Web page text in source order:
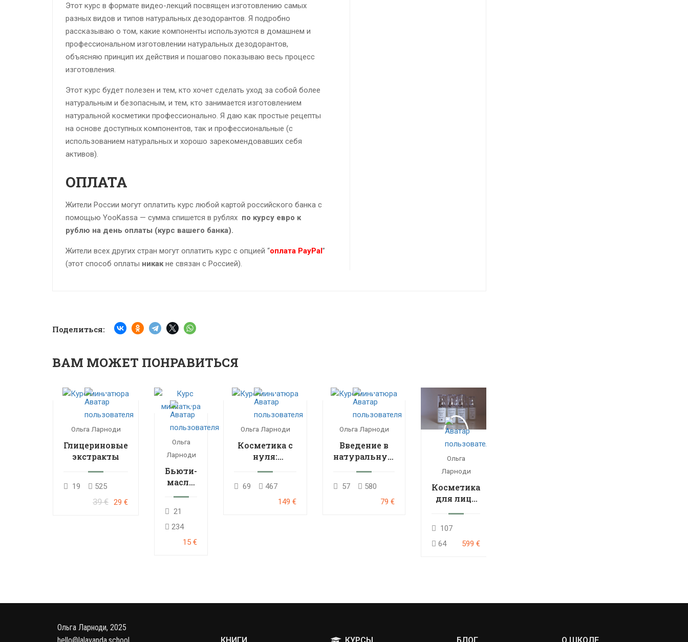
Этот курс в формате видео-лекций посвящен изготовлению самых
разных видов и типов натуральных дезодорантов. Я подробно
рассказываю о том, какие компоненты используются в домашнем и
профессиональном изготовлении натуральных дезодорантов,
объясняю принцип их действия и пошагово показываю весь процесс
изготовления.
Этот курс будет полезен и тем, кто хочет сделать уход за собой более
натуральным и безопасным, и тем, кто занимается изготовлением
натуральной косметики профессионально. Я даю как простые рецепты
на основе доступных компонентов, так и профессиональные (с
использованием натуральных и хорошо зарекомендовавших себя
активов).
ОПЛАТА
Жители России могут оплатить курс любой картой российского банка с
помощью YooKassa — сумма спишется в рублях по курсу евро к
рублю на день оплаты (курс вашего банка).
Жители всех других стран могут оплатить курс с опцией “оплата PayPal”
(этот способ оплаты никак не связан с Россией).
Поделиться:
ВАМ МОЖЕТ ПОНРАВИТЬСЯ
Ольга Ларноди
Глицериновые
экстракты
19 525
39 € 29 €
Ольга
Ларноди
Бьюти-
масла:
21
234
15 €
Ольга Ларноди
Косметика с
нуля:
69
467
149 €
Ольга Ларноди
Введение в
натуральную
57
580
79 €
Ольга
Ларноди
Косметика
для лица
107
64
599 €
Ольга Ларноди, 2025
hello@lalavanda.school
КНИГИ КУРСЫ БЛОГ О ШКОЛЕ